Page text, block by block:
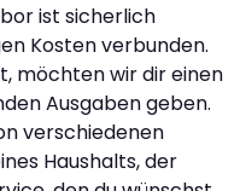
ist sicherlich
Kosten verbunden.
möchten wir dir einen
Ausgaben geben.
verschiedenen
Haushalts, der